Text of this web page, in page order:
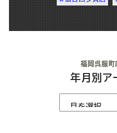
福岡呉服町
年月別ア